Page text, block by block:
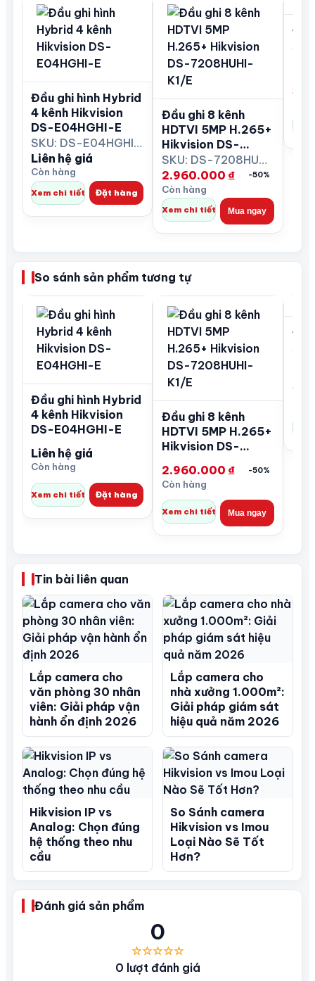
- Nguồn điện: 12VDC, 1.5A.
- Kích thước (W × D × H): 315 × 242 × 45 mm.
- Trọng lượng: ≤ 2kg.
Đầu ghi hình Hybrid
4 kênh Hikvision
DS-E04HGHI-E
SKU: DS-E04HGHI-E
Liên hệ giá
Còn hàng
Xem chi tiết Đặt hàng
Đầu ghi 8 kênh
HDTVI 5MP H.265+
Hikvision DS-
7208HUHI-K1/E SKU: DS-7208HUHI-K1/E
2.960.000 ₫ -50%
Còn hàng
Xem chi tiết Mua ngay
So sánh sản phẩm tương tự
Đầu ghi hình Hybrid
4 kênh Hikvision
DS-E04HGHI-E
Liên hệ giá
Còn hàng
Xem chi tiết Đặt hàng
Đầu ghi 8 kênh
HDTVI 5MP H.265+
Hikvision DS-
2.960.000 ₫ -50%
Còn hàng
Xem chi tiết Mua ngay
Tin bài liên quan
Lắp camera cho
văn phòng 30 nhân
viên: Giải pháp vận
hành ổn định 2026
Lắp camera cho
nhà xưởng 1.000m²:
Giải pháp giám sát
hiệu quả năm 2026
Hikvision IP vs
Analog: Chọn đúng
hệ thống theo nhu
cầu
So Sánh camera
Hikvision vs Imou
Loại Nào Sẽ Tốt
Hơn?
Đánh giá sản phẩm
0
☆☆☆☆☆
0 lượt đánh giá